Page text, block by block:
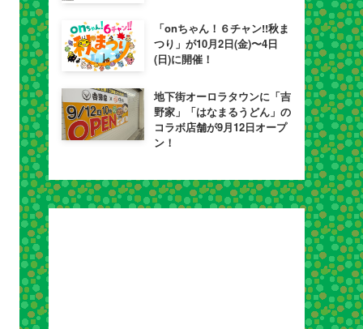
「onちゃん！６チャン!!秋ま
つり」が10月2日(金)〜4日
(日)に開催！
地下街オーロラタウンに「吉
野家」「はなまるうどん」の
コラボ店舗が9月12日オープ
ン！